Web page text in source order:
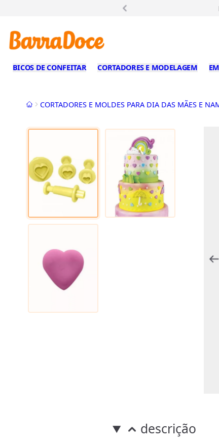
BICOS DE CONFEITAR CORTADORES E MODELAGEM
InícioCORTADORES E MOLDES PARA DIA DAS MÃES E
descrição